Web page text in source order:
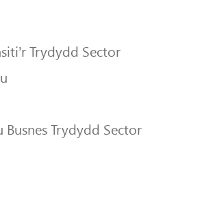
Trydydd Sector
Busnes Trydydd Sector